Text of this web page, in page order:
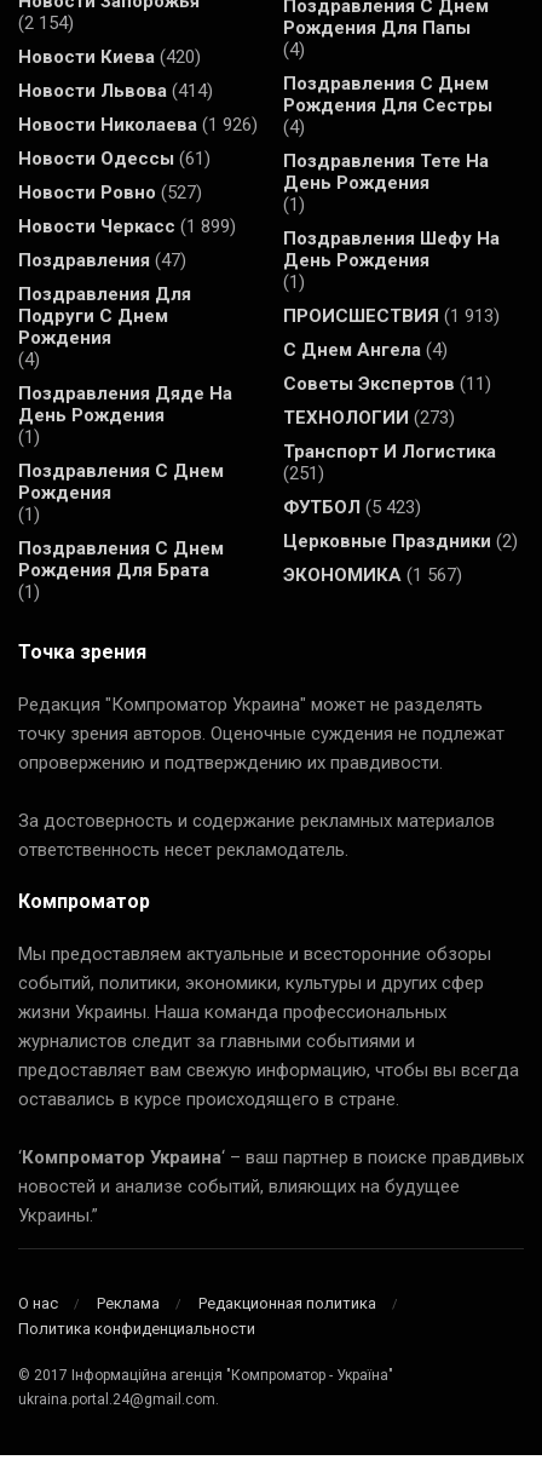
(2 154)
Новости Киева (420)
Новости Львова (414)
Новости Николаева (1 926)
Новости Одессы (61)
Новости Ровно (527)
Новости Черкасс (1 899)
Поздравления (47)
Поздравления Для
Подруги С Днем
Рождения
(4)
Поздравления Дяде На
День Рождения
(1)
Поздравления С Днем
Рождения
(1)
Поздравления С Днем
Рождения Для Брата
(1)
Поздравления С Днем
Рождения Для Папы
(4)
Поздравления С Днем
Рождения Для Сестры
(4)
Поздравления Тете На
День Рождения
(1)
Поздравления Шефу На
День Рождения
(1)
ПРОИСШЕСТВИЯ (1 913)
С Днем Ангела (4)
Советы Экспертов (11)
ТЕХНОЛОГИИ (273)
Транспорт И Логистика
(251)
ФУТБОЛ (5 423)
Церковные Праздники (2)
ЭКОНОМИКА (1 567)
Точка зрения
Редакция "Компроматор Украина" может не разделять
точку зрения авторов. Оценочные суждения не подлежат
опровержению и подтверждению их правдивости.
За достоверность и содержание рекламных материалов
ответственность несет рекламодатель.
Компроматор
Мы предоставляем актуальные и всесторонние обзоры
событий, политики, экономики, культуры и других сфер
жизни Украины. Наша команда профессиональных
журналистов следит за главными событиями и
предоставляет вам свежую информацию, чтобы вы всегда
оставались в курсе происходящего в стране.
‘Компроматор Украина‘ – ваш партнер в поиске правдивых
новостей и анализе событий, влияющих на будущее
Украины.”
О нас Реклама
Редакционная политика
Политика конфиденциальности
© 2017 Інформаційна агенція "Компроматор - Україна"
ukraina.portal.24@gmail.com.